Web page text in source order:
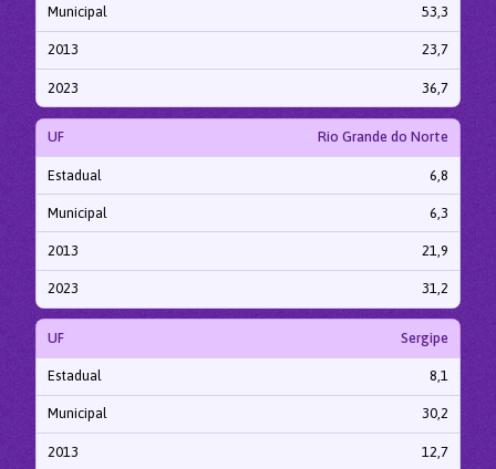
Municipal 53,3
2013 23,7
2023 36,7
UF Rio Grande do Norte
Estadual 6,8
Municipal 6,3
2013 21,9
2023 31,2
UF Sergipe
Estadual 8,1
Municipal 30,2
2013 12,7